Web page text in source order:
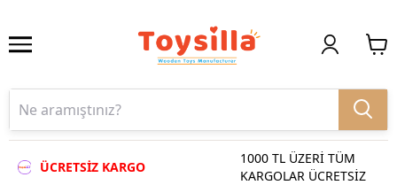
ÜCRETSİZ KARGO
1000 TL ÜZERİ TÜM
KARGOLAR ÜCRETSİZ